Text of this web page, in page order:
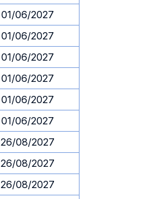
01/06/2027
01/06/2027
01/06/2027
01/06/2027
01/06/2027
01/06/2027
26/08/2027
26/08/2027
26/08/2027